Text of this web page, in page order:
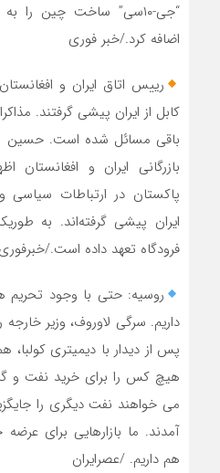
“جی-۱۰سی” ساخت چین را
اضافه کرد./خبر فوری
رییس اتاق ایران و
کابل از ایران پیشی گرفتند.
باقی مسائل شده است. حسین
بازرگانی ایران و
پاکستان در ارتباطات سیاسی
ایران پیشی گرفته‌اند. به
فرودگاه تعهد داده است./خبرفوری
روسیه: حتی با وجود
داریم. سرگی لاوروف، وزیر
پس از دیدار با دیمیتری کولبا،
هیچ کس را برای خرید نفت و
می خواهند نفت دیگری را
آمدند. ما بازارهایی برای
هم داریم. /عصرایران